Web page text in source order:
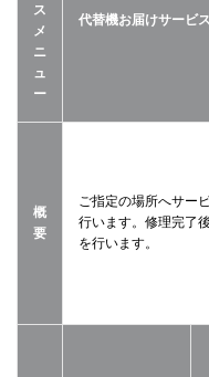
ス
メ
ニ
ュ
ー
代替機お届けサービス
概
要
ご指定の場所へサー
行います。修理完了
を行います。